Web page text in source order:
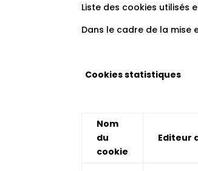
Liste des cookies utilisés
Dans le cadre de la mise
Cookies statistiques
Nom
du
cookie
Editeur